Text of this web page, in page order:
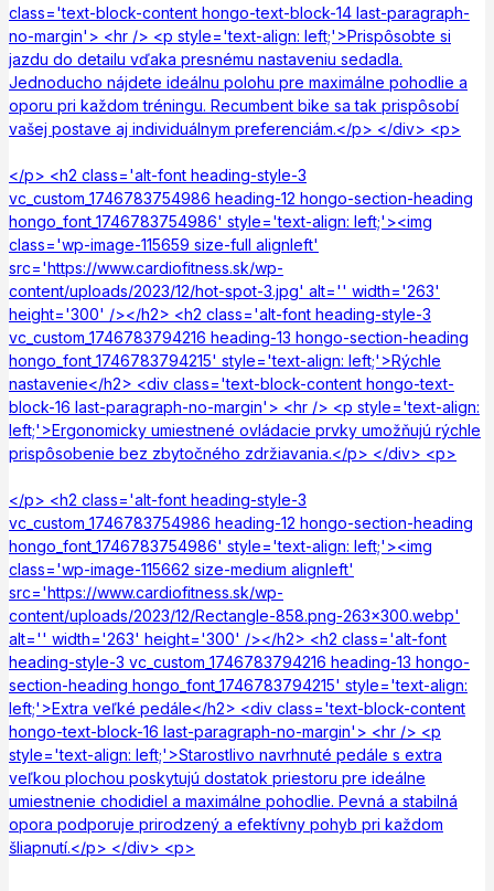
class='text-block-content hongo-text-block-14 last-paragraph-
no-margin'> <hr /> <p style='text-align: left;'>Prispôsobte si
jazdu do detailu vďaka presnému nastaveniu sedadla.
Jednoducho nájdete ideálnu polohu pre maximálne pohodlie a
oporu pri každom tréningu. Recumbent bike sa tak prispôsobí
vašej postave aj individuálnym preferenciám.</p> </div> <p>
</p> <h2 class='alt-font heading-style-3
vc_custom_1746783754986 heading-12 hongo-section-heading
hongo_font_1746783754986' style='text-align: left;'><img
class='wp-image-115659 size-full alignleft'
src='https://www.cardiofitness.sk/wp-
content/uploads/2023/12/hot-spot-3.jpg' alt='' width='263'
height='300' /></h2> <h2 class='alt-font heading-style-3
vc_custom_1746783794216 heading-13 hongo-section-heading
hongo_font_1746783794215' style='text-align: left;'>Rýchle
nastavenie</h2> <div class='text-block-content hongo-text-
block-16 last-paragraph-no-margin'> <hr /> <p style='text-align:
left;'>Ergonomicky umiestnené ovládacie prvky umožňujú rýchle
prispôsobenie bez zbytočného zdržiavania.</p> </div> <p>
</p> <h2 class='alt-font heading-style-3
vc_custom_1746783754986 heading-12 hongo-section-heading
hongo_font_1746783754986' style='text-align: left;'><img
class='wp-image-115662 size-medium alignleft'
src='https://www.cardiofitness.sk/wp-
content/uploads/2023/12/Rectangle-858.png-263x300.webp'
alt='' width='263' height='300' /></h2> <h2 class='alt-font
heading-style-3 vc_custom_1746783794216 heading-13 hongo-
section-heading hongo_font_1746783794215' style='text-align:
left;'>Extra veľké pedále</h2> <div class='text-block-content
hongo-text-block-16 last-paragraph-no-margin'> <hr /> <p
style='text-align: left;'>Starostlivo navrhnuté pedále s extra
veľkou plochou poskytujú dostatok priestoru pre ideálne
umiestnenie chodidiel a maximálne pohodlie. Pevná a stabilná
opora podporuje prirodzený a efektívny pohyb pri každom
šliapnutí.</p> </div> <p>